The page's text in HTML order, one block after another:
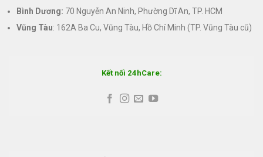
Bình Dương: 70 Nguyễn An Ninh, Phường Dĩ An, TP. HCM
Vũng Tàu: 162A Ba Cu, Vũng Tàu, Hồ Chí Minh (TP. Vũng Tàu cũ)
Kết nối 24hCare: